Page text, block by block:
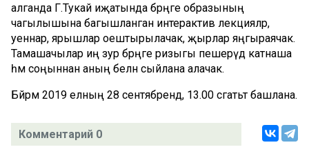
алганда Г.Тукай иҗатында бәрәңге образының
чагылышына багышланган интерактив лекцияләр,
уеннар, ярышлар оештырылачак, җырлар яңгыраячак.
Тамашачылар иң зур бәрәңге ризыгы пешерүдә катнаша
һәм соңыннан аның белән сыйлана алачак.
Бәйрәм 2019 елның 28 сентябрендә, 13.00 сәгатьтә башлана.
Комментарий 0